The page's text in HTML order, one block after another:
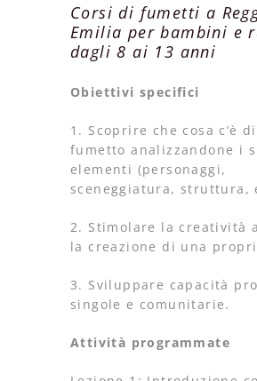
Corsi di fumetti a
Emilia per bambini e
dagli 8 ai 13 anni
Obiettivi specifici
1. Scoprire che cosa c’è
fumetto analizzandone i
elementi (personaggi,
sceneggiatura, struttura,
2. Stimolare la creatività
la creazione di una
3. Sviluppare capacità
singole e comunitarie.
Attività programmate